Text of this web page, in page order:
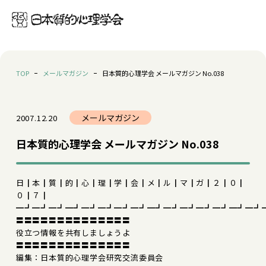
TOP メールマガジン 日本質的心理学会 メールマガジン No.038
2007.12.20 メールマガジン
日本質的心理学会 メールマガジン No.038
日┃本┃質┃的┃心┃理┃学┃会┃メ┃ル┃マ┃ガ┃２┃０┃
０┃７┃
〓〓〓〓〓〓〓〓〓〓〓〓〓〓
役立つ情報を共有しましょうよ
〓〓〓〓〓〓〓〓〓〓〓〓〓〓
編集：日本質的心理学会研究交流委員会